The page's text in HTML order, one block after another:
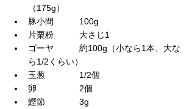
（175g）
豚小間　　　100g
片栗粉　　　大さじ1
ゴーヤ　　　約100g（小なら1本、大な
ら1/2くらい）
玉葱　　　　1/2個
卵　　　　　2個
鰹節　　　　3g